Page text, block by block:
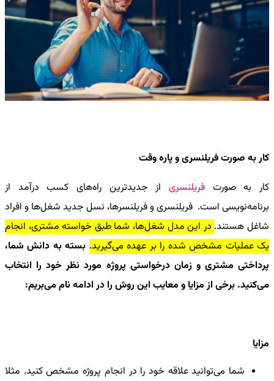
کار به صورت فریلنسری و پاره وقت
کار به صورت فریلنسری از جدیدترین راه‌های کسب درآمد از
برنامه‌نویسی است. فریلنسری و فریلنسرها، نسل جدید شغل‌ها و افراد
شاغل هستند. در این مدل شغل‌ها، شما طبق خواسته مشتری، انجام
یک عملیات مشخص شده را بر عهده می‌گیرید. بسته به دانش شما،
پرداختی مشتری و زمان درخواستی پروژه مورد نظر خود را انتخاب
می‌کنید. برخی از مزایا و معایب این روش را در ادامه نام می‌بریم:
مزایا
شما می‌توانید علاقه خود را در انجام پروژه مشخص کنید. مثلا